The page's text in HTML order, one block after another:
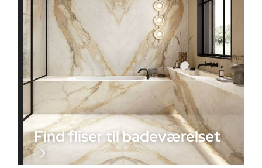
Find fliser til badeværelset